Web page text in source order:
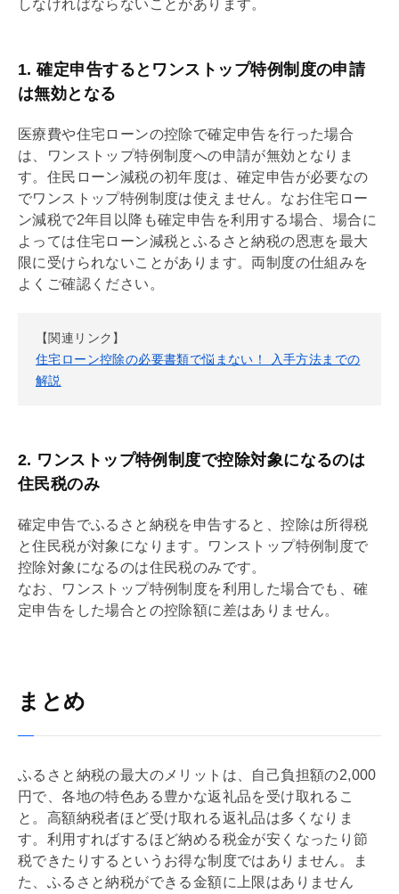
しなければならないことがあります。
1. 確定申告するとワンストップ特例制度の申請
は無効となる
医療費や住宅ローンの控除で確定申告を行った場合
は、ワンストップ特例制度への申請が無効となりま
す。住民ローン減税の初年度は、確定申告が必要なの
でワンストップ特例制度は使えません。なお住宅ロー
ン減税で2年目以降も確定申告を利用する場合、場合に
よっては住宅ローン減税とふるさと納税の恩恵を最大
限に受けられないことがあります。両制度の仕組みを
よくご確認ください。
【関連リンク】
住宅ローン控除の必要書類で悩まない！ 入手方法までの
解説
2. ワンストップ特例制度で控除対象になるのは
住民税のみ
確定申告でふるさと納税を申告すると、控除は所得税
と住民税が対象になります。ワンストップ特例制度で
控除対象になるのは住民税のみです。
なお、ワンストップ特例制度を利用した場合でも、確
定申告をした場合との控除額に差はありません。
まとめ
ふるさと納税の最大のメリットは、自己負担額の2,000
円で、各地の特色ある豊かな返礼品を受け取れるこ
と。高額納税者ほど受け取れる返礼品は多くなりま
す。利用すればするほど納める税金が安くなったり節
税できたりするというお得な制度ではありません。ま
た、ふるさと納税ができる金額に上限はありません